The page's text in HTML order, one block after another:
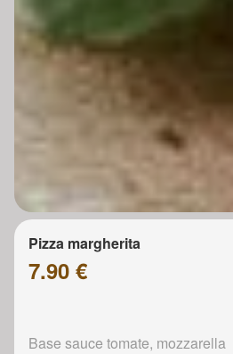
Pizza margherita
7.90 €
Base sauce tomate, mozzarella